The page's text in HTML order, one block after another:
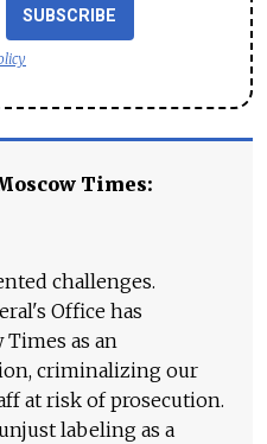
SUBSCRIBE
Times:
challenges.
Office has
as an
criminalizing our
at risk of prosecution.
labeling as a